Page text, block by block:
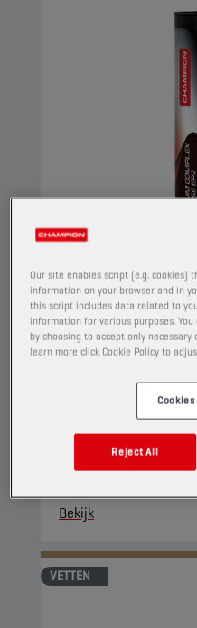
CHAMPION
GREASE
PRODUCT:9141
Dit is een
antioxidanten,
additieven bevat. Het
temperaturen die
Bekijk
VETTEN
Our site enables script (e.g. cookies)
information on your browser and in
this script includes data related to
information for various purposes.
by choosing to accept only necessary
learn more click Cookie Policy to
Reject All